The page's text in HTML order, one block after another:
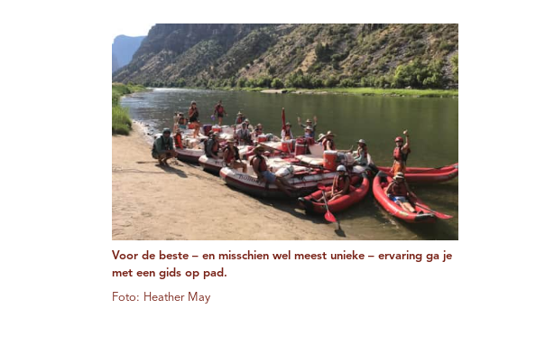
Voor de beste – en misschien wel meest unieke – ervaring ga je
met een gids op pad.
Foto: Heather May